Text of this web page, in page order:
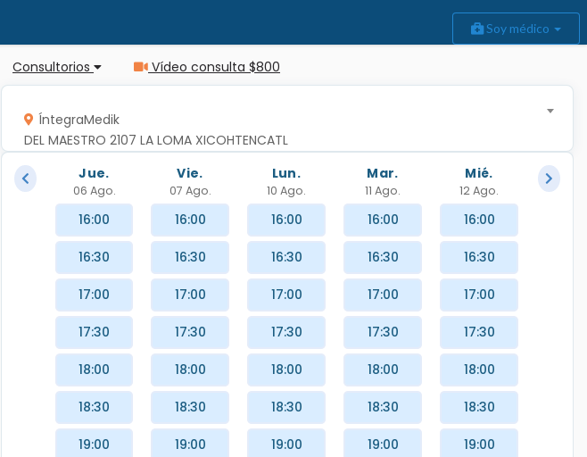
Soy médico
Consultorios Vídeo consulta $800
ÍntegraMedik
DEL MAESTRO 2107 LA LOMA XICOHTENCATL
Jue.
06 Ago.
Vie.
07 Ago.
Lun.
10 Ago.
Mar.
11 Ago.
Mié.
12 Ago.
16:00
16:30
17:00
17:30
18:00
18:30
19:00
16:00
16:30
17:00
17:30
18:00
18:30
19:00
16:00
16:30
17:00
17:30
18:00
18:30
19:00
16:00
16:30
17:00
17:30
18:00
18:30
19:00
16:00
16:30
17:00
17:30
18:00
18:30
19:00